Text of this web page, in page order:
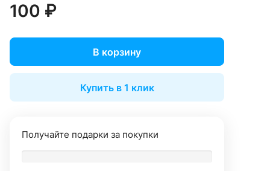
100 ₽
В корзину
Купить в 1 клик
Получайте подарки за покупки